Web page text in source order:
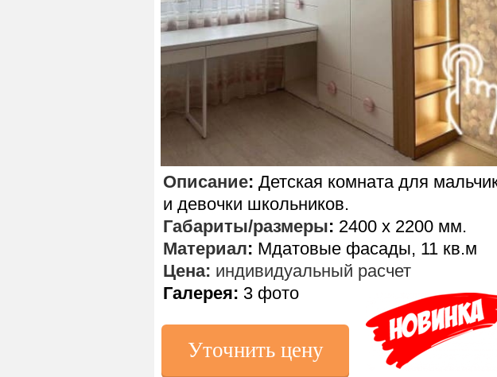
Уточнить цену
Описание: Детская комната для
и девочки школьников.
Габариты/размеры: 2400 х 2200 мм.
Материал: Мдатовые фасады, 11 кв.м
Цена: индивидуальный расчет
Галерея: 3 фото